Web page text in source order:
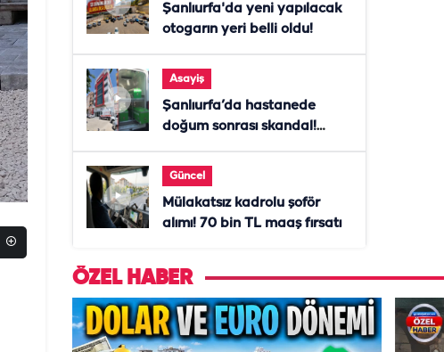
Şanlıurfa'da yeni yapılacak
otogarın yeri belli oldu!
Asayiş
Şanlıurfa’da hastanede
doğum sonrası skandal!
Güncel
Mülakatsız kadrolu şoför
alımı! 70 bin TL maaş fırsatı
ÖZEL HABER